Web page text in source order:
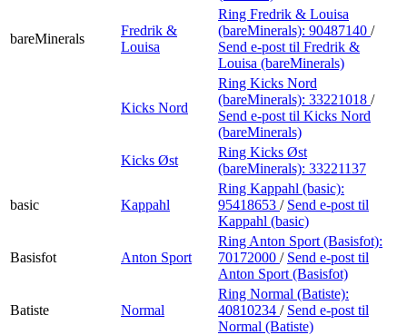
bareMinerals
Fredrik &
Louisa
Ring Fredrik & Louisa
(bareMinerals): 90487140 /
Send e-post til Fredrik &
Louisa (bareMinerals)
Kicks Nord
Ring Kicks Nord
(bareMinerals): 33221018 /
Send e-post til Kicks Nord
(bareMinerals)
Kicks Øst
Ring Kicks Øst
(bareMinerals): 33221137
basic Kappahl
Ring Kappahl (basic):
95418653 / Send e-post til
Kappahl (basic)
Basisfot Anton Sport
Ring Anton Sport (Basisfot):
70172000 / Send e-post til
Anton Sport (Basisfot)
Batiste Normal
Ring Normal (Batiste):
40810234 / Send e-post til
Normal (Batiste)